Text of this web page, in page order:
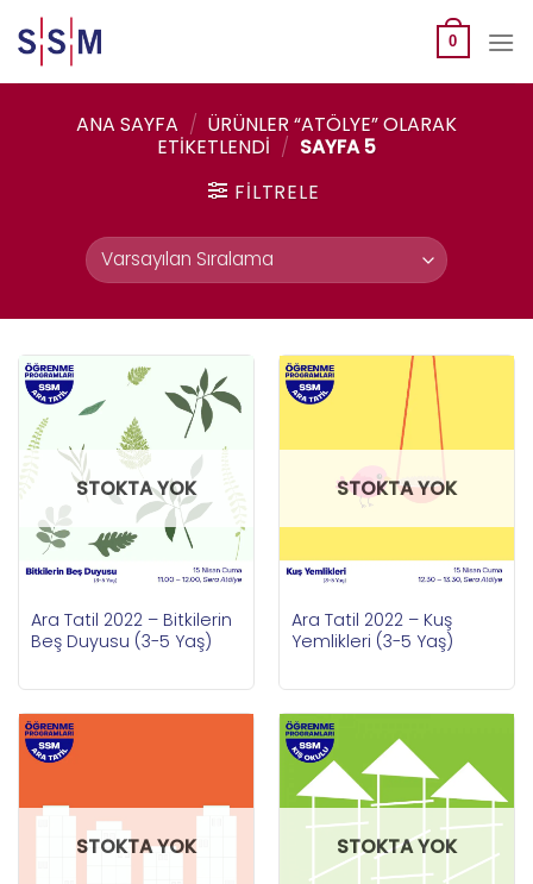
to
content
0
ANA SAYFA / ÜRÜNLER “ATÖLYE” OLARAK
ETIKETLENDI / SAYFA 5
FILTRELE
STOKTA YOK
Ara Tatil 2022 – Bitkilerin
Beş Duyusu (3-5 Yaş)
STOKTA YOK
Ara Tatil 2022 – Kuş
Yemlikleri (3-5 Yaş)
STOKTA YOK STOKTA YOK